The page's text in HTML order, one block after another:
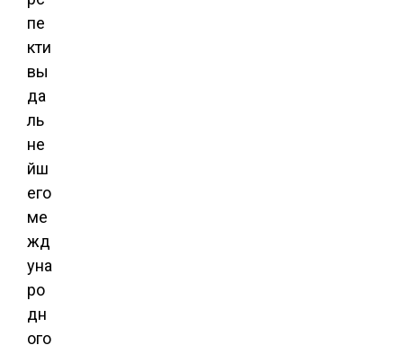
пе
кти
вы
да
ль
не
йш
его
ме
жд
уна
ро
дн
ого